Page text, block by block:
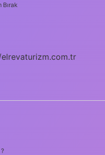
Bırak